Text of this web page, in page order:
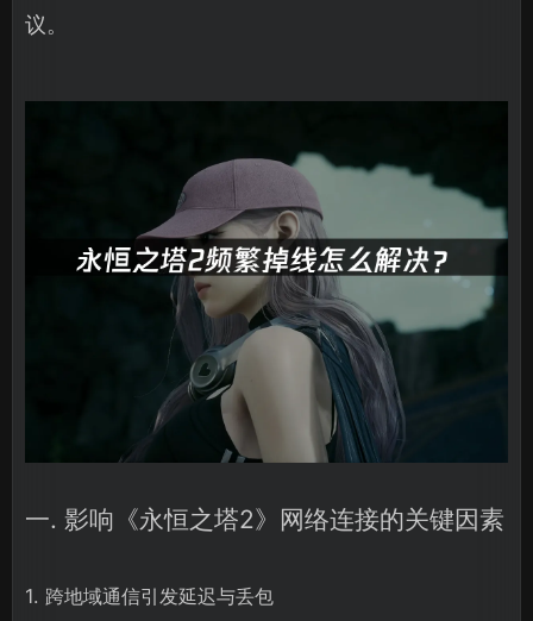
议。
一. 影响《永恒之塔2》网络连接的关键因素
1. 跨地域通信引发延迟与丢包